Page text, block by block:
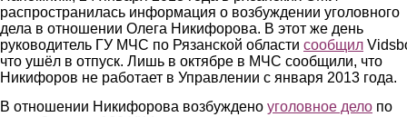
распространилась информация о возбуждении уголовного
дела в отношении Олега Никифорова. В этот же день
руководитель ГУ МЧС по Рязанской области сообщил
что ушёл в отпуск. Лишь в октябре в МЧС сообщили, что
Никифоров не работает в Управлении с января 2013 года.
В отношении Никифорова возбуждено уголовное дело по